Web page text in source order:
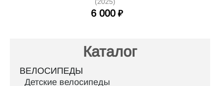
(2025)
6 000 ₽
Каталог
ВЕЛОСИПЕДЫ
Детские велосипеды